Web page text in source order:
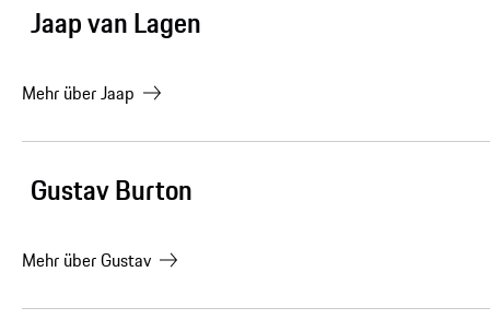
Jaap van Lagen
Mehr überJaap
Gustav Burton
Mehr überGustav